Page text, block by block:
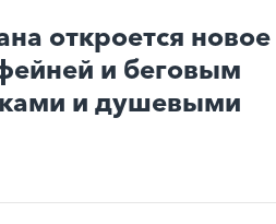
откроется новое
и беговым
и душевыми